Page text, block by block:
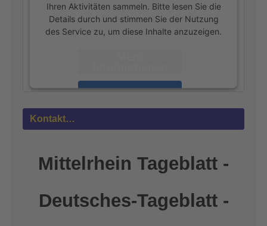
Ihren Aktivitäten sammeln. Bitte lesen Sie die
Details durch und stimmen Sie der Nutzung
des Service zu, um diese Inhalte anzuzeigen.
Akzeptieren
Kontakt…
Mittelrhein Tageblatt -
Deutsches-Tageblatt -